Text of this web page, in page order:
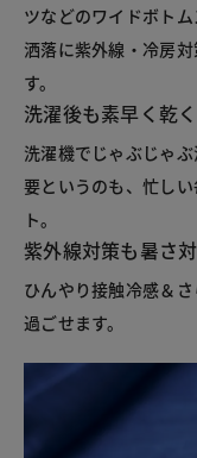
ツなどのワイドボト
洒落に紫外線・冷房
す。
洗濯後も素早く乾
洗濯機でじゃぶじゃ
要というのも、忙し
ト。
紫外線対策も暑さ
ひんやり接触冷感＆
過ごせます。